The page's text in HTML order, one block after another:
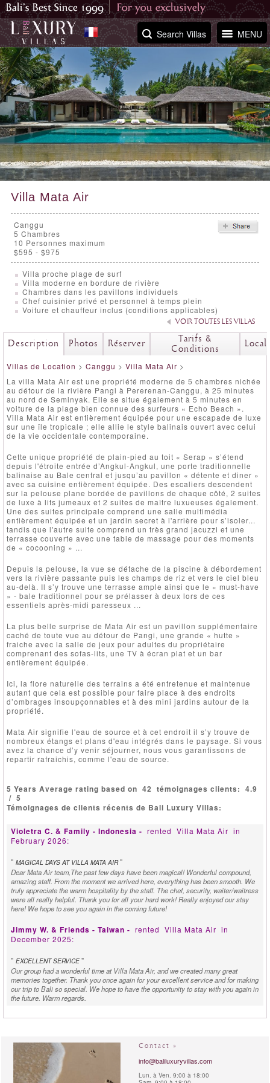
MENU
Search Villas
Villa Mata Air
Canggu
5 Chambres
10 Personnes maximum
$595 - $975
Villa proche plage de surf
Villa moderne en bordure de rivière
Chambres dans les pavillons individuels
Chef cuisinier privé et personnel à temps plein
Voiture et chauffeur inclus (conditions applicables)
VOIR TOUTES LES VILLAS
Description Photos Réserver
Tarifs &
Conditions
Villas de Location > Canggu > Villa Mata Air >
La villa Mata Air est une propriété moderne de 5 chambres nichée
au détour de la rivière Pangi à Pererenan-Canggu, à 25 minutes
au nord de Seminyak. Elle se situe également à 5 minutes en
voiture de la plage bien connue des surfeurs « Echo Beach ».
Villa Mata Air est entièrement équipée pour une escapade de luxe
sur une île tropicale ; elle allie le style balinais ouvert avec celui
de la vie occidentale contemporaine.
Cette unique propriété de plain-pied au toit « Serap » s’étend
depuis l'étroite entrée d’Angkul-Angkul, une porte traditionnelle
balinaise au Bale central et jusqu’au pavillon « détente et diner »
avec sa cuisine entièrement équipée. Des escaliers descendent
sur la pelouse plane bordée de pavillons de chaque côté, 2 suites
de luxe à lits jumeaux et 2 suites de maître luxueuses également.
Une des suites principale comprend une salle multimédia
entièrement équipée et un jardin secret à l'arrière pour s’isoler...
tandis que l'autre suite comprend un très grand jacuzzi et une
terrasse couverte avec une table de massage pour des moments
de « cocooning » ...
Depuis ​​la pelouse, la vue se détache de la piscine à débordement
vers la rivière passante puis les champs de riz et vers le ciel bleu
au-delà. Il s’y trouve une terrasse ample ainsi que le « must-have
» - bale traditionnel pour se prélasser à deux lors de ces
essentiels après-midi paresseux ...
La plus belle surprise de Mata Air est un pavillon supplémentaire
caché de toute vue au détour de Pangi, une grande « hutte »
fraiche avec la salle de jeux pour adultes du propriétaire
comprenant des sofas-lits, une TV à écran plat et un bar
entièrement équipée.
Ici, la flore naturelle des terrains a été entretenue et maintenue
autant que cela est possible pour faire place à des endroits
d’ombrages insoupçonnables et à des mini jardins autour de la
propriété.
Mata Air signifie l'eau de source et à cet endroit il s’y trouve de
nombreux étangs et plans d'eau intégrés dans le paysage. Si vous
avez la chance d’y venir séjourner, nous vous garantissons de
repartir rafraichis, comme l'eau de source.
5 Years Average rating based on 42 témoignages clients: 4.9
/ 5
Témoignages de clients récents de Bali Luxury Villas:
Violetra C. & Family - Indonesia - rented Villa Mata Air in
February 2026:
" MAGICAL DAYS AT VILLA MATA AIR"
Dear Mata Air team,The past few days have been magical! Wonderful compound,
amazing staff. From the moment we arrived here, everything has been smooth. We
truly appreciate the warm hospitality by the staff. The chef, security, waiter/waitress
were all really helpful. Thank you for all your hard work! Really enjoyed our stay
here! We hope to see you again in the coming future!
Jimmy W. & Friends - Taiwan - rented Villa Mata Air in
December 2025:
" EXCELLENT SERVICE "
Our group had a wonderful time at Villa Mata Air, and we created many great
memories together. Thank you once again for your excellent service and for making
our trip to Bali so special. We hope to have the opportunity to stay with you again in
the future. Warm regards.
Maggie J. - United Kingdom -rentedVilla Mata Air in
" WELL LOOKED AFTER BY THE STAFF!
We have loved being at villa Mata Air where we were so well looked after by all the
staff. We enjoyed the food so much we ate here almost every day!. Nothing was too
much trouble for the staff. Whether it was organizing massge, ordering special
Contact »
info@baliluxuryvillas.com
Lun. à Ven. 9:00 à 18:00